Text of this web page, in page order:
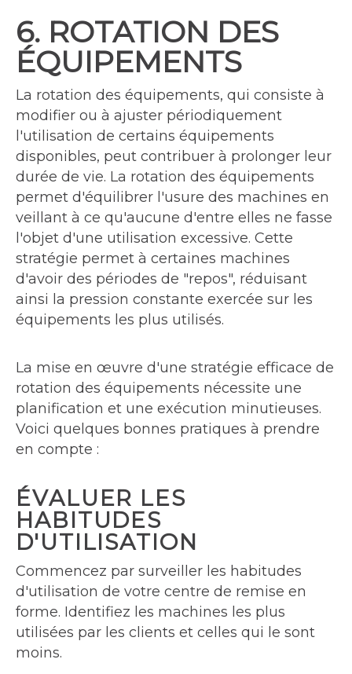
6. ROTATION DES
ÉQUIPEMENTS
La rotation des équipements, qui consiste à
modifier ou à ajuster périodiquement
l'utilisation de certains équipements
disponibles, peut contribuer à prolonger leur
durée de vie. La rotation des équipements
permet d'équilibrer l'usure des machines en
veillant à ce qu'aucune d'entre elles ne fasse
l'objet d'une utilisation excessive. Cette
stratégie permet à certaines machines
d'avoir des périodes de "repos", réduisant
ainsi la pression constante exercée sur les
équipements les plus utilisés.
La mise en œuvre d'une stratégie efficace de
rotation des équipements nécessite une
planification et une exécution minutieuses.
Voici quelques bonnes pratiques à prendre
en compte :
ÉVALUER LES
HABITUDES
D'UTILISATION
Commencez par surveiller les habitudes
d'utilisation de votre centre de remise en
forme. Identifiez les machines les plus
utilisées par les clients et celles qui le sont
moins.